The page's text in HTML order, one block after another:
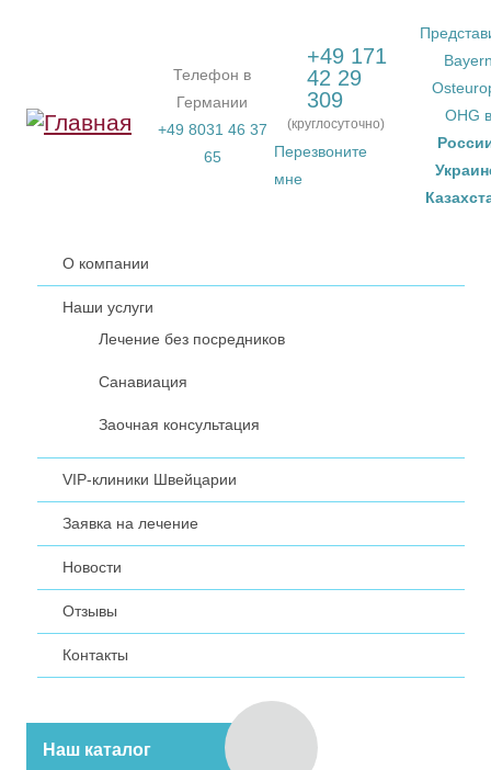
Телефон в
Германии
+49 8031 46 37
65
+49 171
42 29
309
(круглосуточно)
Перезвоните
мне
OHG в
О компании
Наши услуги
Лечение без посредников
Санавиация
Заочная консультация
VIP-клиники Швейцарии
Заявка на лечение
Новости
Отзывы
Контакты
Наш каталог